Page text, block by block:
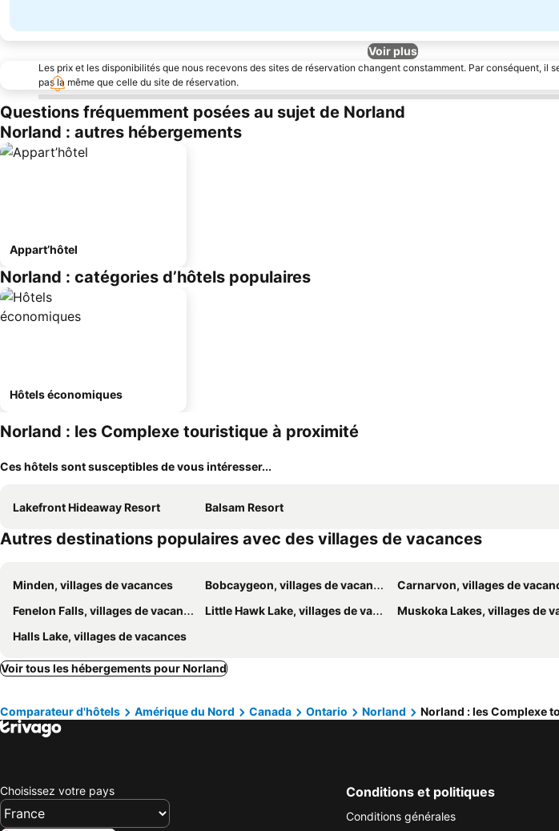
Voir plus
Les prix et les disponibilités que nous recevons des sites de réservation changent constamment. Par conséquent, il
pas la même que celle du site de réservation.
Questions fréquemment posées au sujet de Norland
Norland : autres hébergements
Appart’hôtel
Norland : catégories d’hôtels populaires
Hôtels économiques
Norland : les Complexe touristique à proximité
Ces hôtels sont susceptibles de vous intéresser...
Lakefront Hideaway Resort Balsam Resort
Autres destinations populaires avec des villages de vacances
Minden, villages de vacances Bobcaygeon, villages de vacances Carnarvon, villages de
Fenelon Falls, villages de vacances
Little Hawk Lake, villages de vacances Muskoka Lakes, villages de
Halls Lake, villages de vacances
Voir tous les hébergements pour Norland
Comparateur d'hôtels Amérique du Nord Canada Ontario Norland Norland : les Complexe
Choisissez votre pays Conditions et politiques
Conditions générales